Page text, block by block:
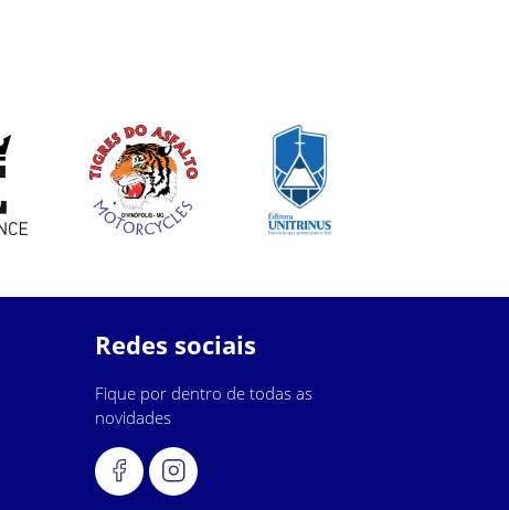
Redes sociais
Fique por dentro de todas as
novidades